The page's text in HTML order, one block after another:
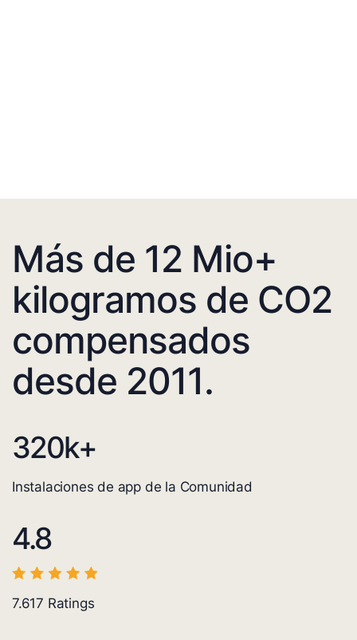
Más de 12 Mio+
kilogramos de CO2
compensados
desde 2011.
320k+
Instalaciones de app de la Comunidad
4.8
7.617 Ratings